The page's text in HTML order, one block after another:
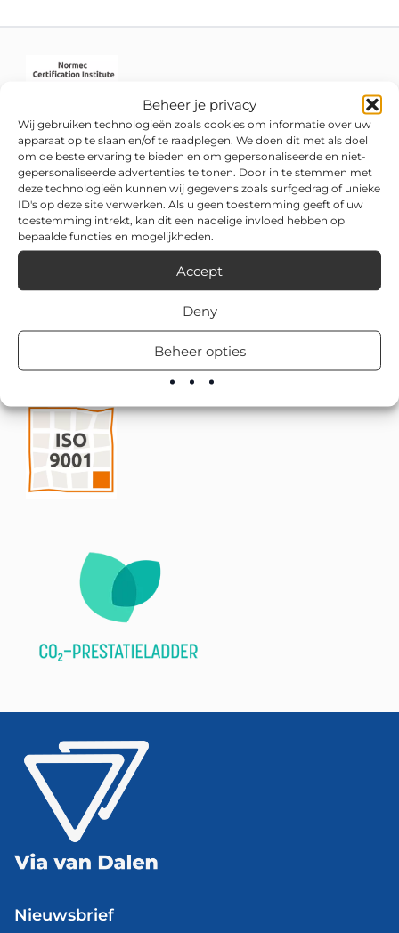
Beheer je privacy
Wij gebruiken technologieën zoals cookies om informatie over uw
apparaat op te slaan en/of te raadplegen. We doen dit met als doel
om de beste ervaring te bieden en om gepersonaliseerde en niet-
gepersonaliseerde advertenties te tonen. Door in te stemmen met
deze technologieën kunnen wij gegevens zoals surfgedrag of unieke
ID's op deze site verwerken. Als u geen toestemming geeft of uw
toestemming intrekt, kan dit een nadelige invloed hebben op
bepaalde functies en mogelijkheden.
Accept
Deny
Beheer opties
Nieuwsbrief